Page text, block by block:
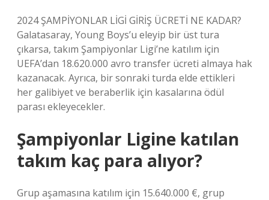
2024 ŞAMPİYONLAR LİGİ GİRİŞ ÜCRETİ NE KADAR?
Galatasaray, Young Boys’u eleyip bir üst tura
çıkarsa, takım Şampiyonlar Ligi’ne katılım için
UEFA’dan 18.620.000 avro transfer ücreti almaya hak
kazanacak. Ayrıca, bir sonraki turda elde ettikleri
her galibiyet ve beraberlik için kasalarına ödül
parası ekleyecekler.
Şampiyonlar Ligine katılan
takım kaç para alıyor?
Grup aşamasına katılım için 15.640.000 €, grup